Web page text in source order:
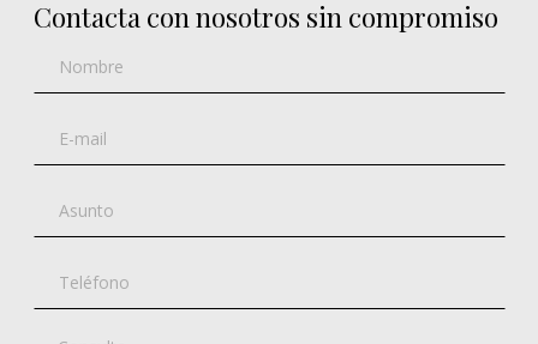
Contacta con nosotros sin compromiso